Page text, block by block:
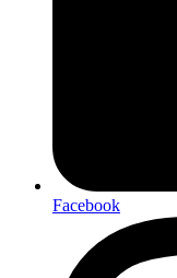
Facebook